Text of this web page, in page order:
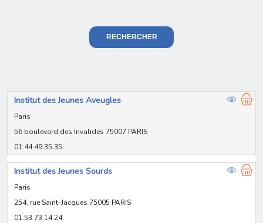
RECHERCHER
Institut des Jeunes Aveugles
Paris
56 boulevard des Invalides 75007 PARIS
01.44.49.35.35
Institut des Jeunes Sourds
Paris
254, rue Saint-Jacques 75005 PARIS
01.53.73.14.24